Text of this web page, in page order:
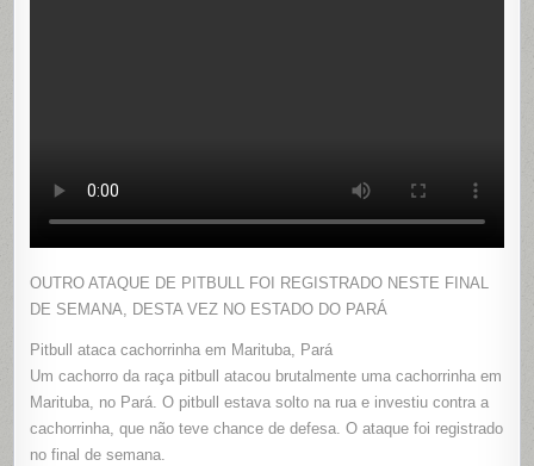
OUTRO ATAQUE DE PITBULL FOI REGISTRADO NESTE FINAL
DE SEMANA, DESTA VEZ NO ESTADO DO PARÁ
Pitbull ataca cachorrinha em Marituba, Pará
Um cachorro da raça pitbull atacou brutalmente uma cachorrinha em
Marituba, no Pará. O pitbull estava solto na rua e investiu contra a
cachorrinha, que não teve chance de defesa. O ataque foi registrado
no final de semana.